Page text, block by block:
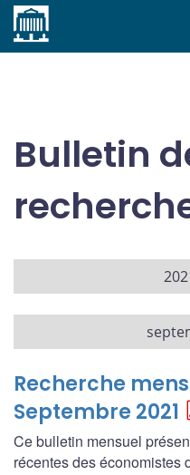
Accueil
Bulletin
Recherche
Septembre 2021
Ce bulletin mensuel
récentes des économistes